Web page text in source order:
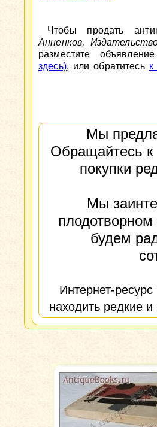
Чтобы продать
Анненков,
разместите
здесь), или обратитесь к
Мы
Обращайтесь к
покупки
Мы
будем
Интернет-
находить редкие